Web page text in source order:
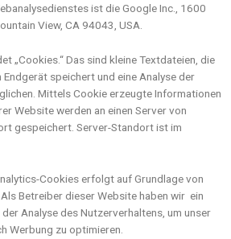
ist die Google Inc., 1600
View, CA 94043, USA.
„Cookies.“ Das sind kleine Textdateien, die
speichert und eine Analyse der
Mittels Cookie erzeugte Informationen
Website werden an einen Server von
gespeichert. Server-Standort ist im
Cookies erfolgt auf Grundlage von
Betreiber dieser Website haben wir ein
Analyse des Nutzerverhaltens, um unser
Werbung zu optimieren.